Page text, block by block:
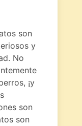
son
y
No
¡y
son
son